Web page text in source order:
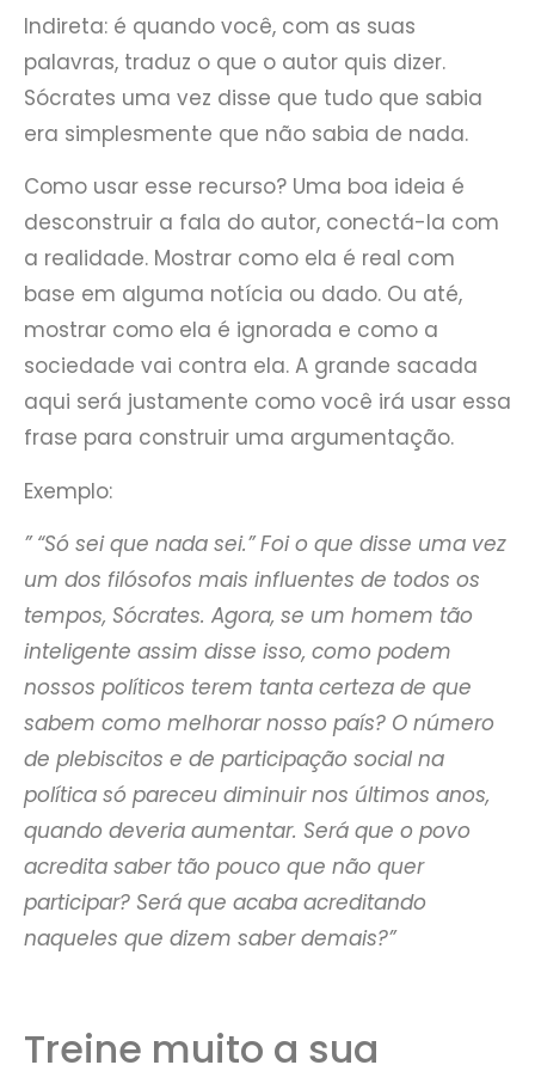
Indireta: é quando você, com as suas
palavras, traduz o que o autor quis dizer.
Sócrates uma vez disse que tudo que sabia
era simplesmente que não sabia de nada.
Como usar esse recurso? Uma boa ideia é
desconstruir a fala do autor, conectá-la com
a realidade. Mostrar como ela é real com
base em alguma notícia ou dado. Ou até,
mostrar como ela é ignorada e como a
sociedade vai contra ela. A grande sacada
aqui será justamente como você irá usar essa
frase para construir uma argumentação.
Exemplo:
” “Só sei que nada sei.” Foi o que disse uma vez
um dos filósofos mais influentes de todos os
tempos, Sócrates. Agora, se um homem tão
inteligente assim disse isso, como podem
nossos políticos terem tanta certeza de que
sabem como melhorar nosso país? O número
de plebiscitos e de participação social na
política só pareceu diminuir nos últimos anos,
quando deveria aumentar. Será que o povo
acredita saber tão pouco que não quer
participar? Será que acaba acreditando
naqueles que dizem saber demais?”
Treine muito a sua